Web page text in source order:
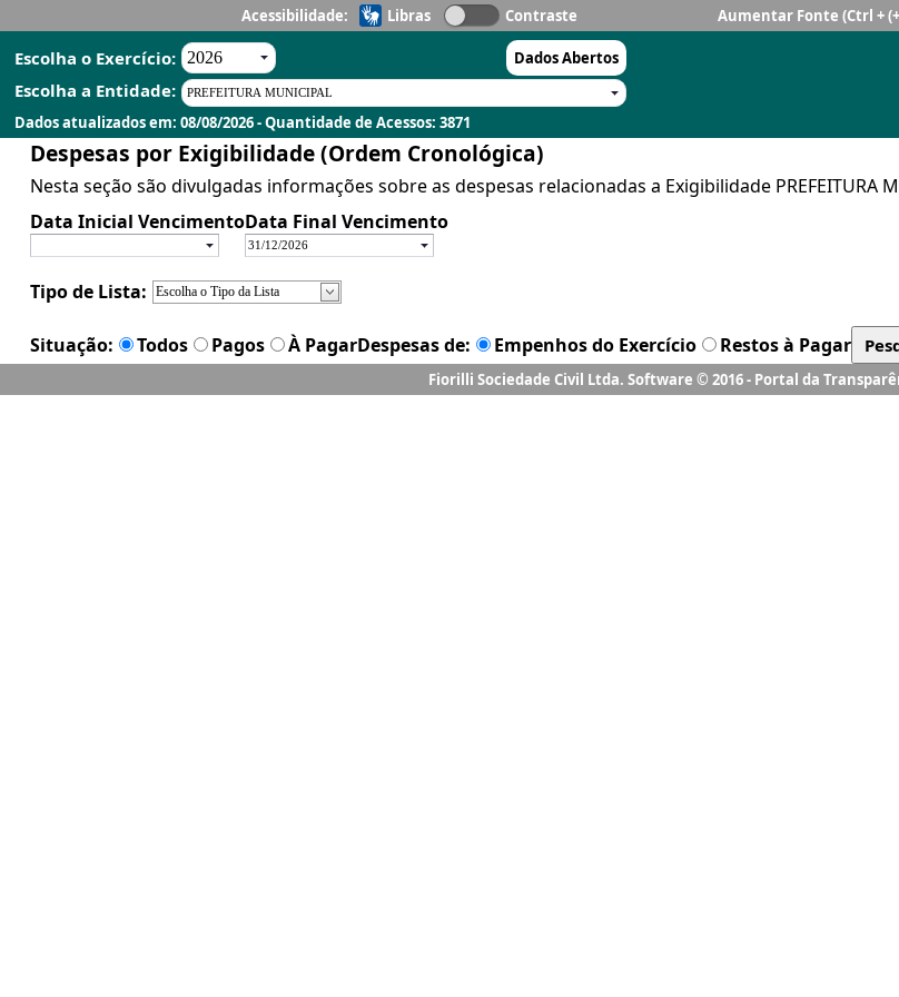
Acessibilidade: Libras Contraste Aumentar Fonte (Ctrl +
Escolha o Exercício: Dados Abertos
Escolha a Entidade:
Dados atualizados em: 08/08/2026 - Quantidade de Acessos: 3871
Fiorilli Sociedade Civil Ltda. Software © 2016 - Portal da